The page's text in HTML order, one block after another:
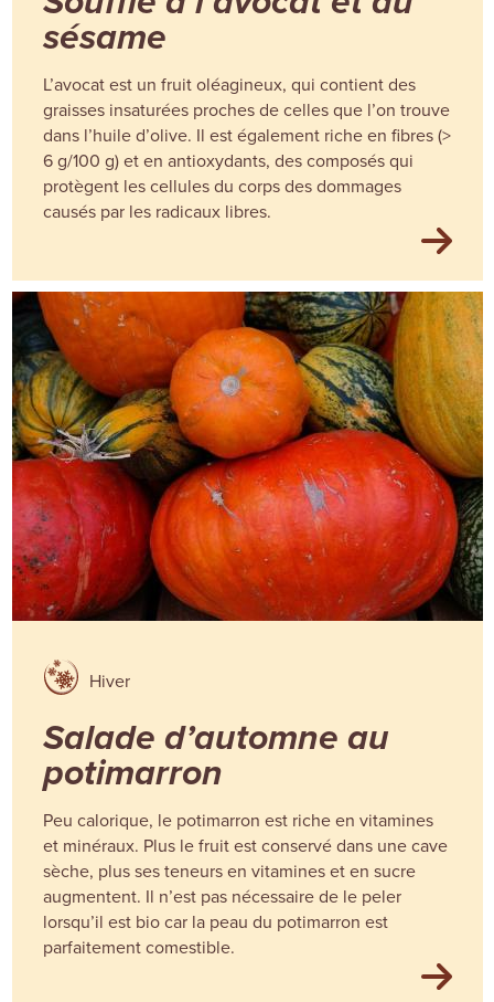
sésame
L’avocat est un fruit oléagineux, qui contient des
graisses insaturées proches de celles que l’on trouve
dans l’huile d’olive. Il est également riche en fibres (>
6 g/100 g) et en antioxydants, des composés qui
protègent les cellules du corps des dommages
causés par les radicaux libres.
Hiver
Salade d’automne au
potimarron
Peu calorique, le potimarron est riche en vitamines
et minéraux. Plus le fruit est conservé dans une cave
sèche, plus ses teneurs en vitamines et en sucre
augmentent. Il n’est pas nécessaire de le peler
lorsqu’il est bio car la peau du potimarron est
parfaitement comestible.